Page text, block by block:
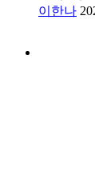
이한나